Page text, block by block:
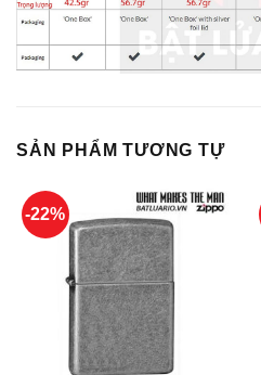
SẢN PHẨM TƯƠNG TỰ
-22%